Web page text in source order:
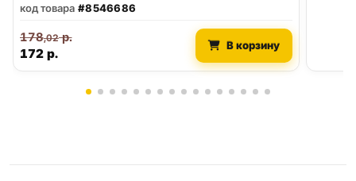
код товара #8546686
172 р.
178,02р.
В корзину